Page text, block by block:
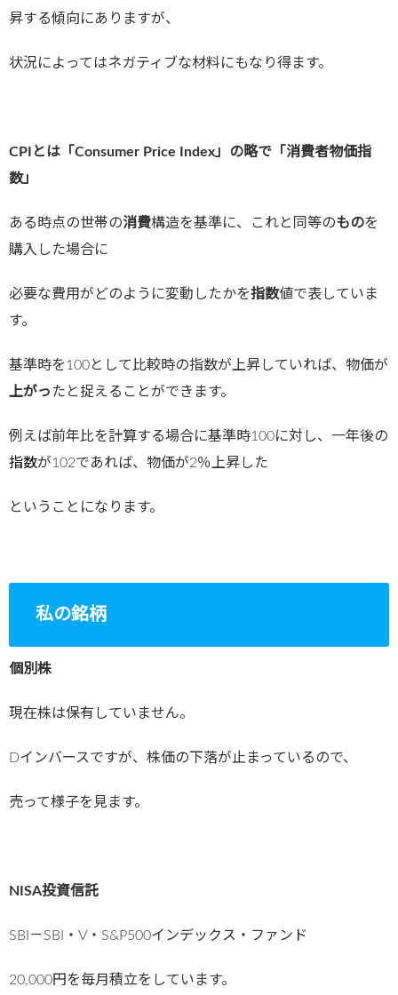
昇する傾向にありますが、
状況によってはネガティブな材料にもなり得ます。
CPIとは「Consumer Price Index」の略で「消費者物価指
数」
ある時点の世帯の消費構造を基準に、これと同等のものを
購入した場合に
必要な費用がどのように変動したかを指数値で表していま
す。
基準時を100として比較時の指数が上昇していれば、物価が
上がっ たと捉えることができます。
例えば前年比を計算する場合に基準時100に対し、一年後の
指数が102であれば、物価が2％上昇した
ということになります。
私の銘柄
個別株
現在株は保有していません。
Dインバースですが、株価の下落が止まっているので、
売って様子を見ます。
NISA投資信託
SBI－SBI・V・S&P500インデックス・ファンド
20,000円を毎月積立をしています。